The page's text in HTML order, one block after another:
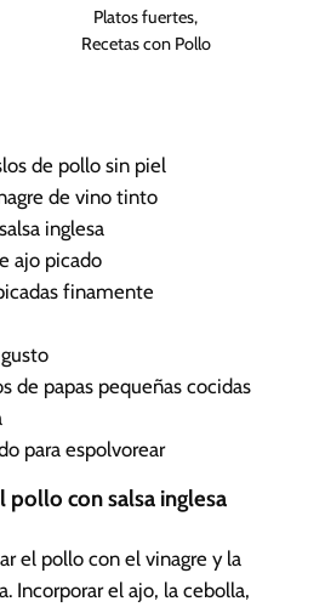
s
Platos fuertes,
Recetas con Pollo
de pollo sin piel
de vino tinto
inglesa
ajo picado
finamente
de papas pequeñas cocidas
para espolvorear
pollo con salsa inglesa
el pollo con el vinagre y la
Incorporar el ajo, la cebolla,